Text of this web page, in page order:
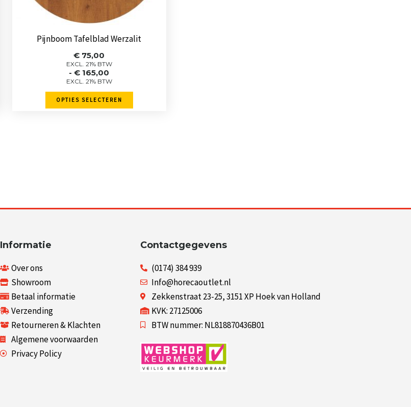
Pijnboom Tafelblad Werzalit
€ 75,00
EXCL. 21% BTW
- € 165,00
EXCL. 21% BTW
Prijsklasse:
€ 75,00
tot
€ 165,00
OPTIES SELECTEREN
worden
op
de
Informatie
Over ons
Showroom
Betaal informatie
Verzending
Retourneren & Klachten
Algemene voorwaarden
Privacy Policy
Contactgegevens
(0174) 384 939
Info@horecaoutlet.nl
Zekkenstraat 23-25, 3151 XP Hoek van Holland
KVK: 27125006
BTW nummer: NL818870436B01